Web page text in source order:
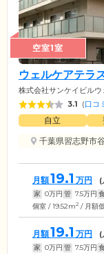
空室1室
ウェルケアテラ
株式会社サンケイビルウ
3.1 (口コ
自立
千葉県習志野市
月額19.1 万円 (
家 0万円 管 7.5万円
個室 / 19.52m2 / 月額
月額19.1 万円 (
家 0万円 管 7.5万円